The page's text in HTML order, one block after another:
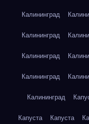
Калининград
Калининград
Калининград
Калининград
Калининград
Капуста Капуста